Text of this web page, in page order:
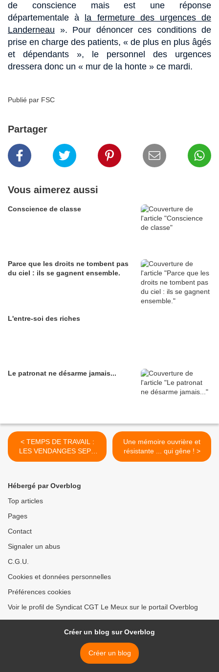
de conscience mais est une réponse
départementale à
la fermeture des urgences de
Landerneau ». Pour dénoncer ces conditions de
prise en charge des patients, « de plus en plus âgés
et dépendants », le personnel des urgences
dressera donc un « mur de la honte » ce mardi.
Publié par FSC
Partager
Vous aimerez aussi
Conscience de classe
Parce que les droits ne tombent pas
du ciel : ils se gagnent ensemble.
L'entre-soi des riches
Le patronat ne désarme jamais...
< TEMPS DE TRAVAIL :
LES VENDANGES SEPT
JOURS SUR SEPT !
Une mémoire ouvrière et
résistante ... qui gêne ! >
Hébergé par Overblog
Top articles
Pages
Contact
Signaler un abus
C.G.U.
Cookies et données personnelles
Préférences cookies
Voir le profil de Syndicat CGT Le Meux sur le portail Overblog
Créer un blog sur Overblog
Créer un blog